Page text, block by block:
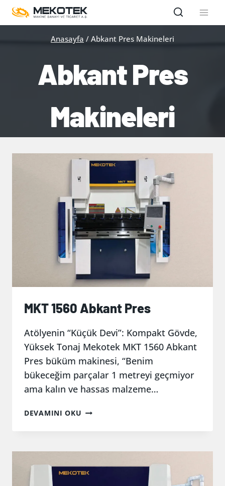
Skip
Anasayfa / Abkant Pres Makineleri
Abkant Pres
Makineleri
MKT 1560 Abkant Pres
Atölyenin “Küçük Devi”: Kompakt Gövde,
Yüksek Tonaj Mekotek MKT 1560 Abkant
Pres büküm makinesi, “Benim
bükeceğim parçalar 1 metreyi geçmiyor
ama kalın ve hassas malzeme…
DEVAMINI OKU MKT